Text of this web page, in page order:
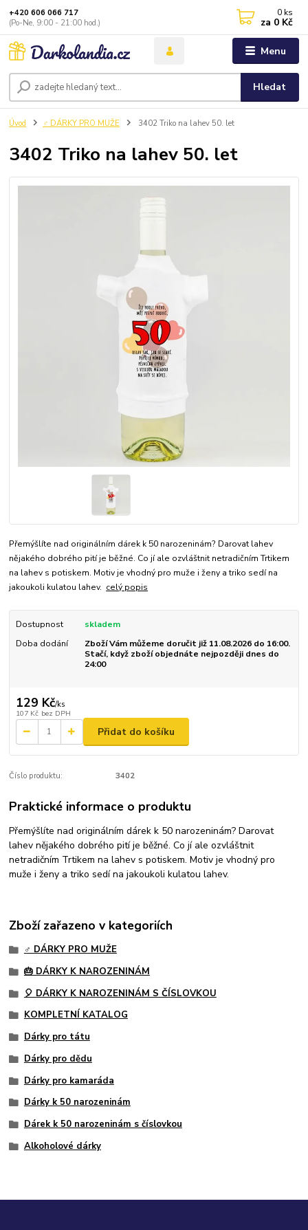
Menu
Hledat
+420 606 066 717
(Po-Ne, 9:00 - 21:00 hod.)
0 ks
za 0 Kč
Úvod ♂️ DÁRKY PRO MUŽE 3402 Triko na lahev 50. let
3402 Triko na lahev 50. let
Přemýšlíte nad originálním dárek k 50 narozeninám? Darovat lahev
nějakého dobrého pití je běžné. Co jí ale ozvláštnit netradičním Trtikem
na lahev s potiskem. Motiv je vhodný pro muže i ženy a triko sedí na
jakoukoli kulatou lahev. celý popis
Dostupnost
skladem
Doba dodání
Zboží Vám můžeme doručit již 11.08.2026 do 16:00.
Stačí, když zboží objednáte nejpozději dnes do
24:00
129 Kč/ks
107 Kč bez DPH
Přidat do košíku
Číslo produktu: 3402
Praktické informace o produktu
Přemýšlíte nad originálním dárek k 50 narozeninám? Darovat
lahev nějakého dobrého pití je běžné. Co jí ale ozvláštnit
netradičním Trtikem na lahev s potiskem. Motiv je vhodný pro
muže i ženy a triko sedí na jakoukoli kulatou lahev.
Zboží zařazeno v kategoriích
♂️ DÁRKY PRO MUŽE
🎂 DÁRKY K NAROZENINÁM
🎈 DÁRKY K NAROZENINÁM S ČÍSLOVKOU
KOMPLETNÍ KATALOG
Dárky pro tátu
Dárky pro dědu
Dárky pro kamaráda
Dárky k 50 narozeninám
Dárek k 50 narozeninám s číslovkou
Alkoholové dárky